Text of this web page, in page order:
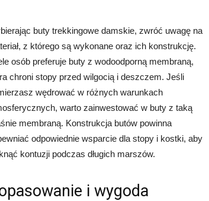
buty trekkingowe damskie, zwróć uwagę na
z którego są wykonane oraz ich konstrukcję.
osób preferuje buty z wodoodporną membraną,
chroni stopy przed wilgocią i deszczem. Jeśli
wędrować w różnych warunkach
warto zainwestować w buty z taką
membraną. Konstrukcja butów powinna
odpowiednie wsparcie dla stopy i kostki, aby
kontuzji podczas długich marszów.
i wygoda